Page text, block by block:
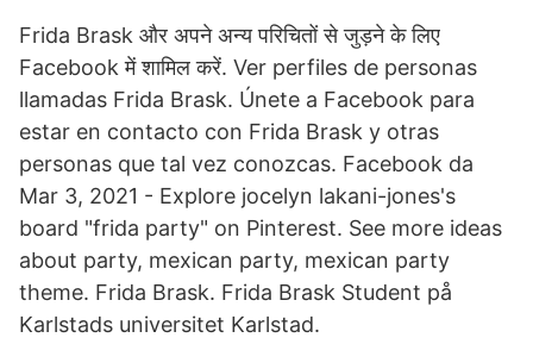
Frida Brask और अपने अन्य परिचितों से जुड़ने के लिए
Facebook में शामिल करें. Ver perfiles de personas
llamadas Frida Brask. Únete a Facebook para
estar en contacto con Frida Brask y otras
personas que tal vez conozcas. Facebook da
Mar 3, 2021 - Explore jocelyn lakani-jones's
board "frida party" on Pinterest. See more ideas
about party, mexican party, mexican party
theme. Frida Brask. Frida Brask Student på
Karlstads universitet Karlstad.